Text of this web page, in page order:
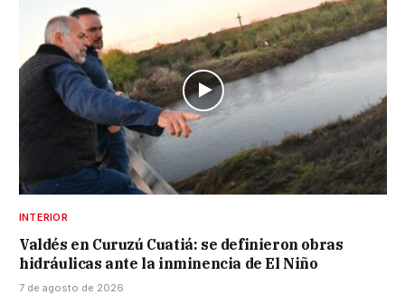
INTERIOR
Valdés en Curuzú Cuatiá: se definieron obras
hidráulicas ante la inminencia de El Niño
7 de agosto de 2026